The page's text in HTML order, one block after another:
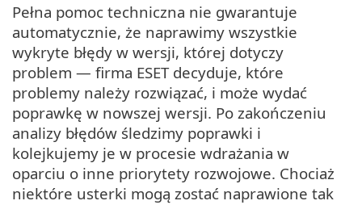
Pełna pomoc techniczna nie gwarantuje
automatycznie, że naprawimy wszystkie
wykryte błędy w wersji, której dotyczy
problem — firma ESET decyduje, które
problemy należy rozwiązać, i może wydać
poprawkę w nowszej wersji. Po zakończeniu
analizy błędów śledzimy poprawki i
kolejkujemy je w procesie wdrażania w
oparciu o inne priorytety rozwojowe. Chociaż
niektóre usterki mogą zostać naprawione tak